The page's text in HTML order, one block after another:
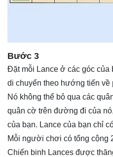
Bước 3
Đặt mỗi Lance ở các góc của
di chuyển theo hướng tiến
Nó không thể bỏ qua các
quân cờ trên đường đi của
của bạn. Lance của bạn chỉ
Mỗi người chơi có tổng cộng
Chiến binh Lances được